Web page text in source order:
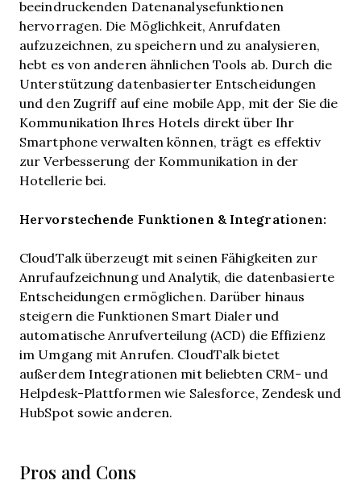
beeindruckenden Datenanalysefunktionen
hervorragen. Die Möglichkeit, Anrufdaten
aufzuzeichnen, zu speichern und zu analysieren,
hebt es von anderen ähnlichen Tools ab. Durch die
Unterstützung datenbasierter Entscheidungen
und den Zugriff auf eine mobile App, mit der Sie die
Kommunikation Ihres Hotels direkt über Ihr
Smartphone verwalten können, trägt es effektiv
zur Verbesserung der Kommunikation in der
Hotellerie bei.
Hervorstechende Funktionen & Integrationen:
CloudTalk überzeugt mit seinen Fähigkeiten zur
Anrufaufzeichnung und Analytik, die datenbasierte
Entscheidungen ermöglichen. Darüber hinaus
steigern die Funktionen Smart Dialer und
automatische Anrufverteilung (ACD) die Effizienz
im Umgang mit Anrufen. CloudTalk bietet
außerdem Integrationen mit beliebten CRM- und
Helpdesk-Plattformen wie Salesforce, Zendesk und
HubSpot sowie anderen.
Pros and Cons